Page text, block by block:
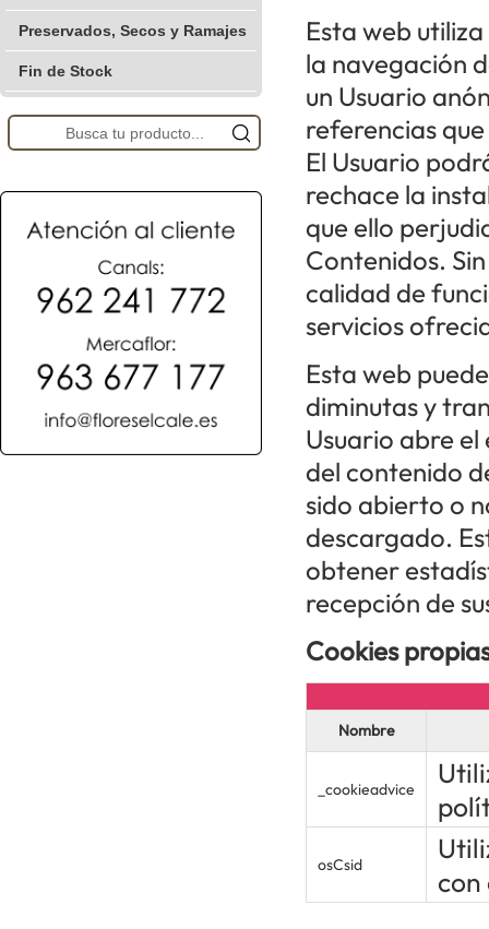
Preservados, Secos y Ramajes
Fin de Stock
Esta web
la navegación
un Usuario
referencias
El Usuario
rechace la
que ello
Contenidos.
calidad de
servicios
Esta web
diminutas y
Usuario abre
del contenido
sido abierto o
descargado.
obtener
recepción de
Cookies
Nombre
_cookieadvice
osCsid
con